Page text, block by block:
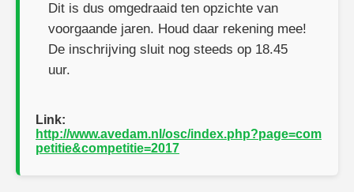
Dit is dus omgedraaid ten opzichte van
voorgaande jaren. Houd daar rekening mee!
De inschrijving sluit nog steeds op 18.45
uur.
Link:
http://www.avedam.nl/osc/index.php?page=com
petitie&competitie=2017